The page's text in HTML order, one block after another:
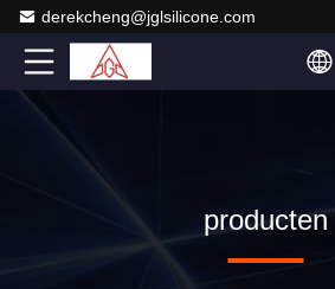
derekcheng@jglsilicone.com
producten